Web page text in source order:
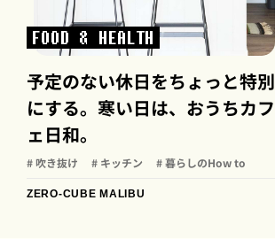
FOOD & HEALTH
予定のない休日をちょっと特別
にする。寒い日は、おうちカフ
ェ日和。
# 吹き抜け # キッチン # 暮らしのHow to
ZERO-CUBE MALIBU